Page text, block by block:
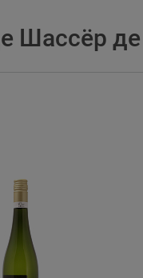
Шассёр